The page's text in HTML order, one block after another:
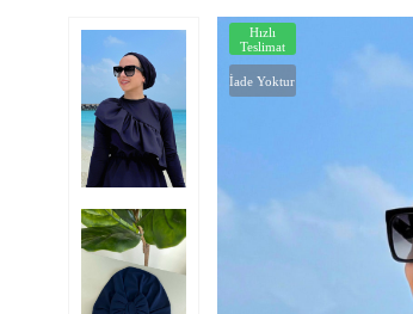
İade Yoktur
Hızlı
Teslimat